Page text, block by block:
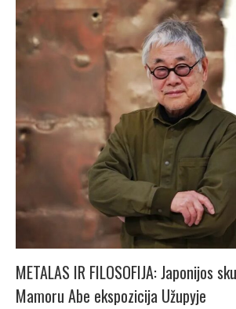
METALAS IR FILOSOFIJA: Japonijos
Mamoru Abe ekspozicija Užupyje